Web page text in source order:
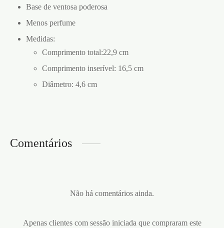
Base de ventosa poderosa
Menos perfume
Medidas:
Comprimento total:22,9 cm
Comprimento inserível: 16,5 cm
Diâmetro: 4,6 cm
Comentários
Não há comentários ainda.
Apenas clientes com sessão iniciada que compraram este